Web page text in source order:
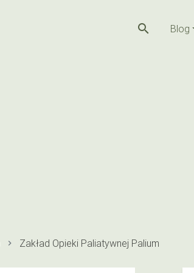
search Blog
Zakład Opieki Paliatywnej Palium